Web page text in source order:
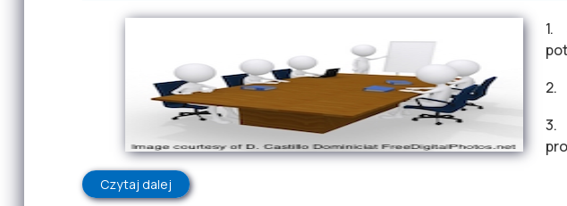
1.
2.
3.
Czytaj dalej wpis SEMINARIUM DLA DYREKTORÓW I NAUCZYCIELI DOBRE